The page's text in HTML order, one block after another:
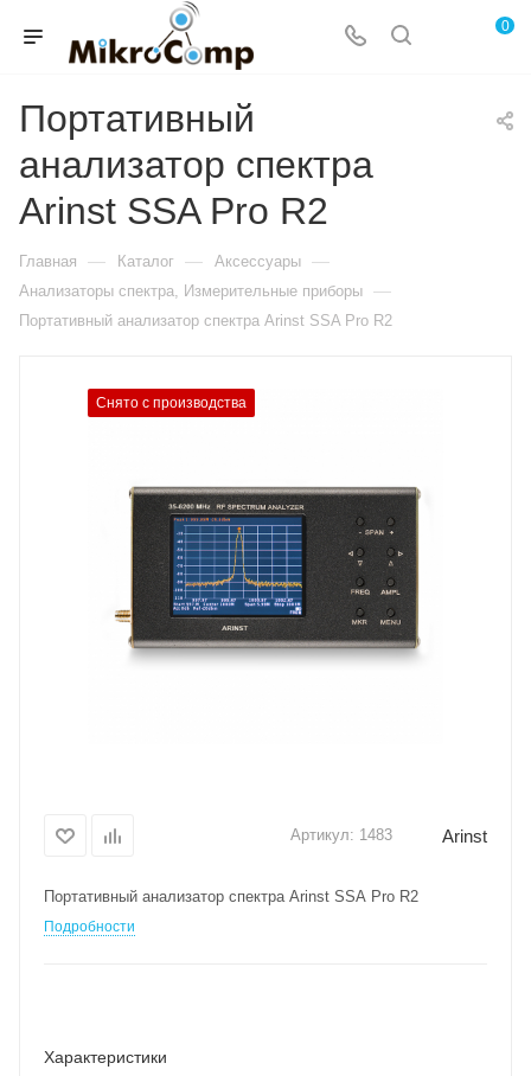
0
Портативный
анализатор спектра
Arinst SSA Pro R2
Главная — Каталог — Аксессуары —
Анализаторы спектра, Измерительные приборы —
Портативный анализатор спектра Arinst SSA Pro R2
Снято с производства
Артикул: 1483 Arinst
Портативный анализатор спектра Arinst SSA Pro R2
Подробности
Характеристики